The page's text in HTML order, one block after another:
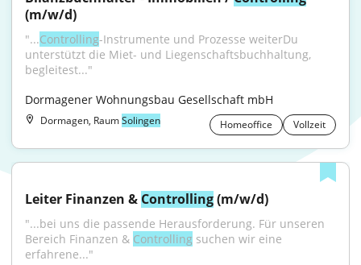
(m/w/d)
"...Controlling-Instrumente und Prozesse weiterDu
unterstützt die Miet- und Liegenschaftsbuchhaltung,
begleitest..."
Dormagener Wohnungsbau Gesellschaft mbH
Dormagen, RaumSolingen Homeoffice Vollzeit
Leiter Finanzen & Controlling (m/w/d)
"...bei uns die passende Herausforderung. Für unseren
Bereich Finanzen & Controlling suchen wir eine
erfahrene..."